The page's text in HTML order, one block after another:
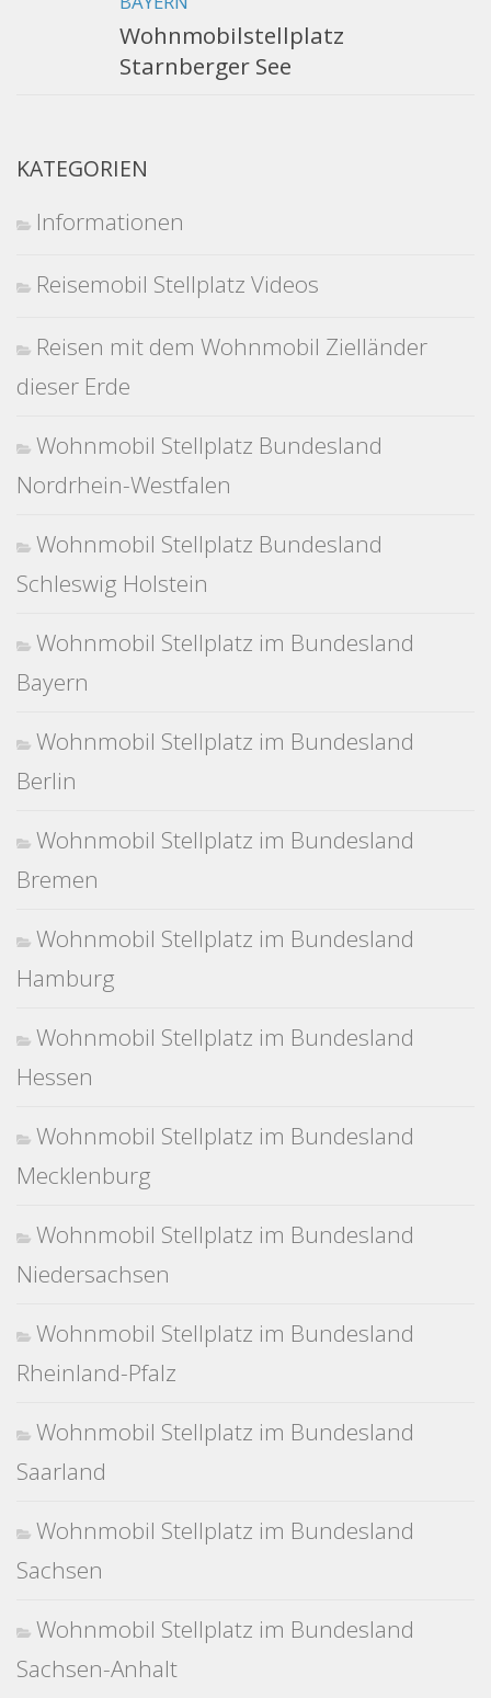
Wohnmobilstellplatz
Starnberger See
KATEGORIEN
Informationen
Reisemobil Stellplatz Videos
Reisen mit dem Wohnmobil Zielländer
dieser Erde
Wohnmobil Stellplatz Bundesland
Nordrhein-Westfalen
Wohnmobil Stellplatz Bundesland
Schleswig Holstein
Wohnmobil Stellplatz im Bundesland
Bayern
Wohnmobil Stellplatz im Bundesland
Berlin
Wohnmobil Stellplatz im Bundesland
Bremen
Wohnmobil Stellplatz im Bundesland
Hamburg
Wohnmobil Stellplatz im Bundesland
Hessen
Wohnmobil Stellplatz im Bundesland
Mecklenburg
Wohnmobil Stellplatz im Bundesland
Niedersachsen
Wohnmobil Stellplatz im Bundesland
Rheinland-Pfalz
Wohnmobil Stellplatz im Bundesland
Saarland
Wohnmobil Stellplatz im Bundesland
Sachsen
Wohnmobil Stellplatz im Bundesland
Sachsen-Anhalt